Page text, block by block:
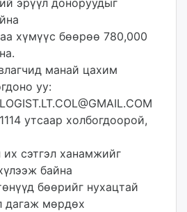
эрүүл доноруудыг
хүмүүс бөөрөө 780,000
манай цахим
уу:
утсаар холбогдоорой,
сэтгэл ханамжийг
байна
бөөрийг нухацтай
дагаж мөрдөх